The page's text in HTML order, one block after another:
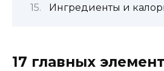
Ингредиенты и
17 главных